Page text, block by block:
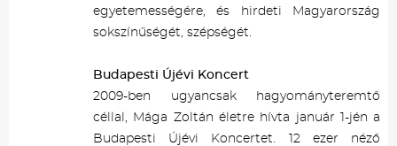
egyetemességére, és hirdeti Magyarország
sokszínűségét, szépségét.
Budapesti Újévi Koncert
2009-ben ugyancsak hagyományteremtő
céllal, Mága Zoltán életre hívta január 1-jén a
Budapesti Újévi Koncertet. 12 ezer néző